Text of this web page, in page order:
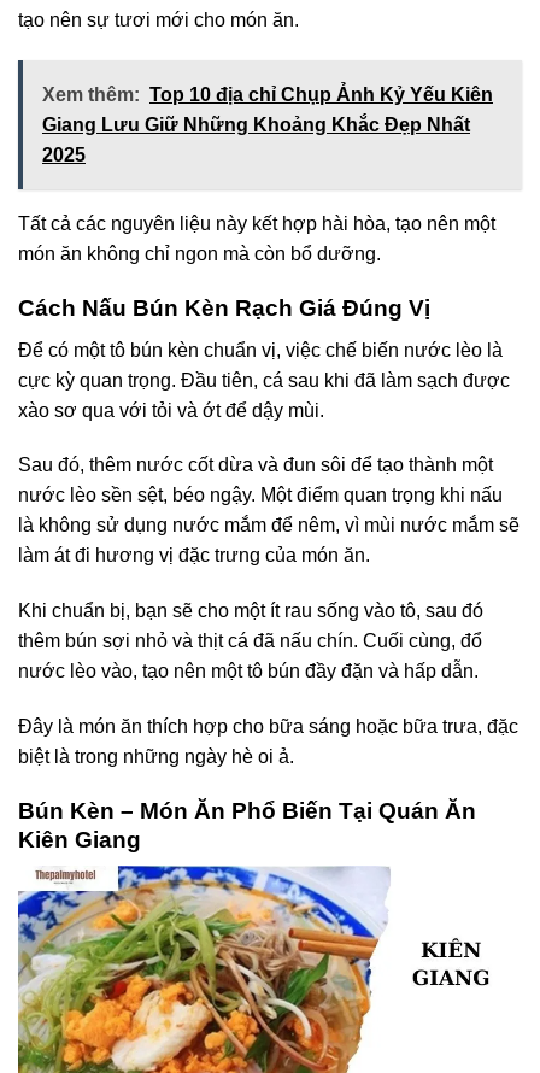
tạo nên sự tươi mới cho món ăn.
Xem thêm: Top 10 địa chỉ Chụp Ảnh Kỷ Yếu Kiên
Giang Lưu Giữ Những Khoảng Khắc Đẹp Nhất
2025
Tất cả các nguyên liệu này kết hợp hài hòa, tạo nên một
món ăn không chỉ ngon mà còn bổ dưỡng.
Cách Nấu Bún Kèn Rạch Giá Đúng Vị
Để có một tô bún kèn chuẩn vị, việc chế biến nước lèo là
cực kỳ quan trọng. Đầu tiên, cá sau khi đã làm sạch được
xào sơ qua với tỏi và ớt để dậy mùi.
Sau đó, thêm nước cốt dừa và đun sôi để tạo thành một
nước lèo sền sệt, béo ngậy. Một điểm quan trọng khi nấu
là không sử dụng nước mắm để nêm, vì mùi nước mắm sẽ
làm át đi hương vị đặc trưng của món ăn.
Khi chuẩn bị, bạn sẽ cho một ít rau sống vào tô, sau đó
thêm bún sợi nhỏ và thịt cá đã nấu chín. Cuối cùng, đổ
nước lèo vào, tạo nên một tô bún đầy đặn và hấp dẫn.
Đây là món ăn thích hợp cho bữa sáng hoặc bữa trưa, đặc
biệt là trong những ngày hè oi ả.
Bún Kèn – Món Ăn Phổ Biến Tại Quán Ăn
Kiên Giang